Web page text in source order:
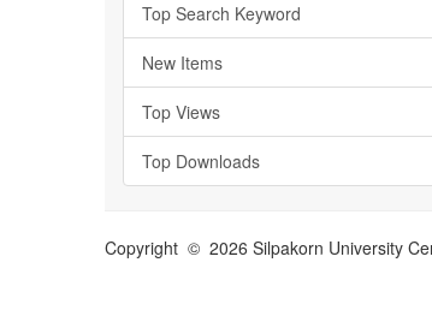
Top Search Keyword
New Items
Top Views
Top Downloads
Copyright © 2026 Silpakorn University